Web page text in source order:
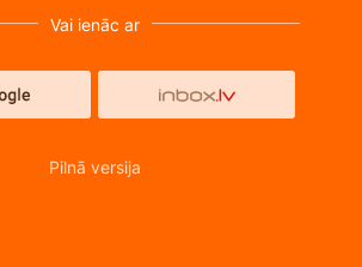
Vai ienāc ar
Pilnā versija